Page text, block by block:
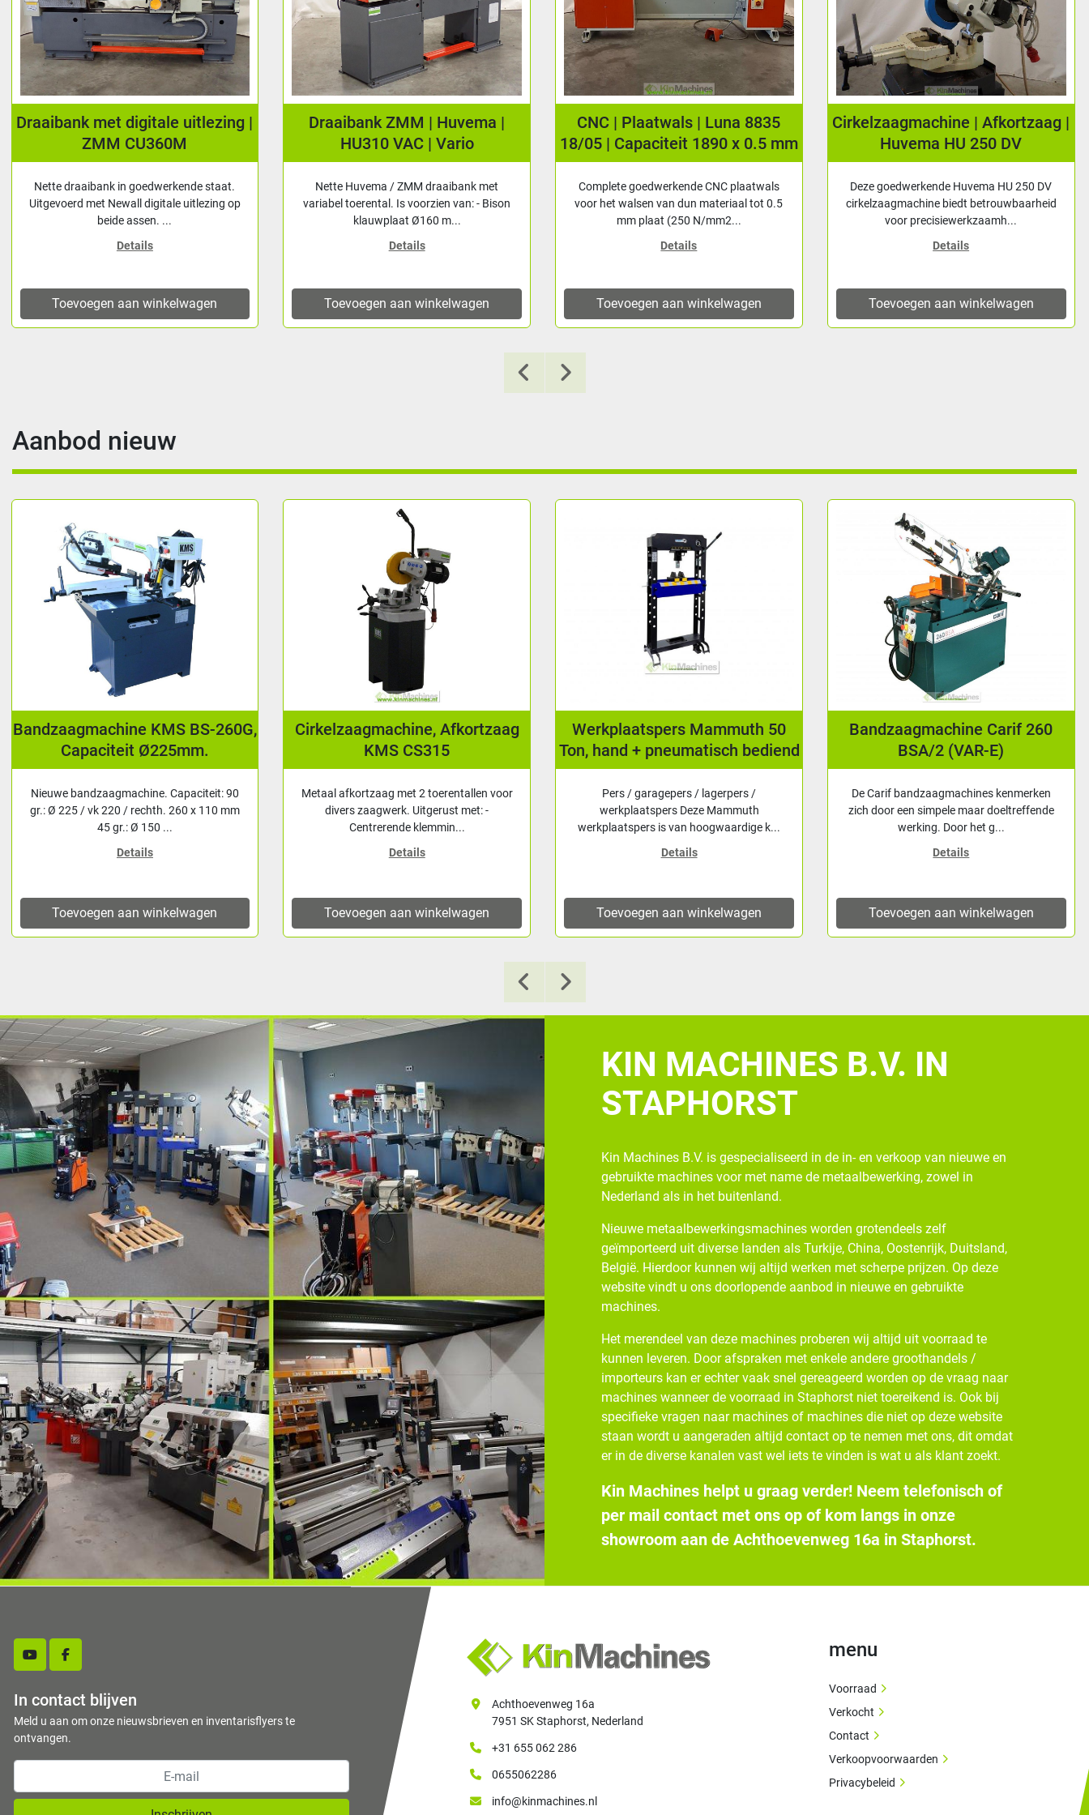
Draaibank met digitale uitlezing |
ZMM CU360M
Nette draaibank in goedwerkende staat.
Uitgevoerd met Newall digitale uitlezing op
beide assen. ...
Details
Toevoegen aan winkelwagen
Draaibank ZMM | Huvema |
HU310 VAC | Vario
Nette Huvema / ZMM draaibank met
variabel toerental. Is voorzien van: - Bison
klauwplaat Ø160 m...
Details
Toevoegen aan winkelwagen
CNC | Plaatwals | Luna 8835
18/05 | Capaciteit 1890 x 0.5 mm
Complete goedwerkende CNC plaatwals
voor het walsen van dun materiaal tot 0.5
mm plaat (250 N/mm2...
Details
Toevoegen aan winkelwagen
Cirkelzaagmachine | Afkortzaag |
Huvema HU 250 DV
Deze goedwerkende Huvema HU 250 DV
cirkelzaagmachine biedt betrouwbaarheid
voor precisiewerkzaamh...
Details
Toevoegen aan winkelwagen
Aanbod nieuw
Bandzaagmachine KMS BS-260G,
Capaciteit Ø225mm.
Nieuwe bandzaagmachine. Capaciteit: 90
gr.: Ø 225 / vk 220 / rechth. 260 x 110 mm
45 gr.: Ø 150 ...
Details
Toevoegen aan winkelwagen
Cirkelzaagmachine, Afkortzaag
KMS CS315
Metaal afkortzaag met 2 toerentallen voor
divers zaagwerk. Uitgerust met: -
Centrerende klemmin...
Details
Toevoegen aan winkelwagen
Werkplaatspers Mammuth 50
Ton, hand + pneumatisch bediend
Pers / garagepers / lagerpers /
werkplaatspers Deze Mammuth
werkplaatspers is van hoogwaardige k...
Details
Toevoegen aan winkelwagen
Bandzaagmachine Carif 260
BSA/2 (VAR-E)
De Carif bandzaagmachines kenmerken
zich door een simpele maar doeltreffende
werking. Door het g...
Details
Toevoegen aan winkelwagen
KIN MACHINES B.V. IN
STAPHORST
Kin Machines B.V. is gespecialiseerd in de in- en verkoop van nieuwe en
gebruikte machines voor met name de metaalbewerking, zowel in
Nederland als in het buitenland.
Nieuwe metaalbewerkingsmachines worden grotendeels zelf
geïmporteerd uit diverse landen als Turkije, China, Oostenrijk, Duitsland,
België. Hierdoor kunnen wij altijd werken met scherpe prijzen. Op deze
website vindt u ons doorlopende aanbod in nieuwe en gebruikte
machines.
Het merendeel van deze machines proberen wij altijd uit voorraad te
kunnen leveren. Door afspraken met enkele andere groothandels /
importeurs kan er echter vaak snel gereageerd worden op de vraag naar
machines wanneer de voorraad in Staphorst niet toereikend is. Ook bij
specifieke vragen naar machines of machines die niet op deze website
staan wordt u aangeraden altijd contact op te nemen met ons, dit omdat
er in de diverse kanalen vast wel iets te vinden is wat u als klant zoekt.
Kin Machines helpt u graag verder! Neem telefonisch of
per mail contact met ons op of kom langs in onze
showroom aan de Achthoevenweg 16a in Staphorst.
youtubefacebook
In contact blijven
Meld u aan om onze nieuwsbrieven en inventarisflyers te
ontvangen.
Achthoevenweg 16a
7951 SK Staphorst, Nederland
+31 655 062 286
0655062286
info@kinmachines.nl
menu
Voorraad
Verkocht
Contact
Verkoopvoorwaarden
Privacybeleid